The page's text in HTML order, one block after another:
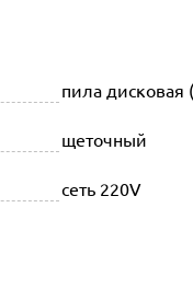
пила дисковая
щеточный
сеть 220V